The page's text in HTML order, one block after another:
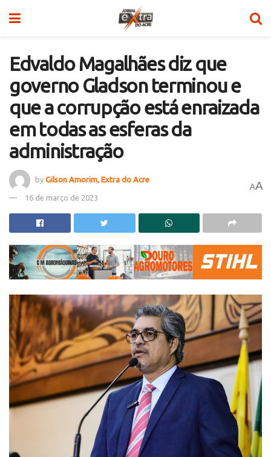
Edvaldo Magalhães diz que
governo Gladson terminou e
que a corrupção está enraizada
em todas as esferas da
administração
by Gilson Amorim, Extra do Acre
16 de março de 2023
AA